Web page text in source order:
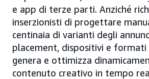
e app di terze parti. Anziché
inserzionisti di progettare
centinaia di varianti degli
placement, dispositivi e formati
genera e ottimizza
contenuto creativo in tempo